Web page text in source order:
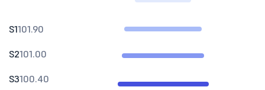
S1101.90
S2101.00
S3100.40